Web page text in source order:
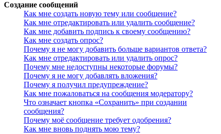
Создание сообщений
Как мне создать новую тему или сообщение?
Как мне отредактировать или удалить сообщение?
Как мне добавить подпись к своему сообщению?
Как мне создать опрос?
Почему я не могу добавить больше вариантов ответа?
Как мне отредактировать или удалить опрос?
Почему мне недоступны некоторые форумы?
Почему я не могу добавлять вложения?
Почему я получил предупреждение?
Как мне пожаловаться на сообщения модератору?
Что означает кнопка «Сохранить» при создании
сообщения?
Почему моё сообщение требует одобрения?
Как мне вновь поднять мою тему?